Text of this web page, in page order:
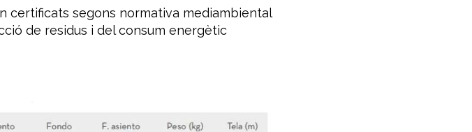
certificats segons normativa mediambiental
de residus i del consum energètic